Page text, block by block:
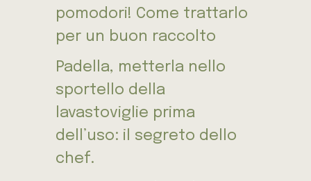
pomodori! Come trattarlo
per un buon raccolto
Padella, metterla nello
sportello della
lavastoviglie prima
dell’uso: il segreto dello
chef.